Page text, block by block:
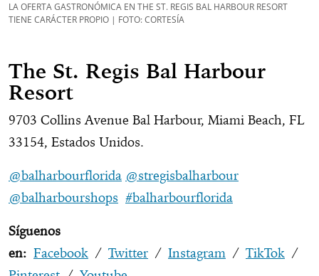
LA OFERTA GASTRONÓMICA EN THE ST. REGIS BAL HARBOUR RESORT
TIENE CARÁCTER PROPIO | FOTO: CORTESÍA
The St. Regis Bal Harbour
Resort
9703 Collins Avenue Bal Harbour, Miami Beach, FL
33154, Estados Unidos.
@balharbourflorida @stregisbalharbour
@balharbourshops #balharbourflorida
Síguenos
en: Facebook / Twitter / Instagram / TikTok /